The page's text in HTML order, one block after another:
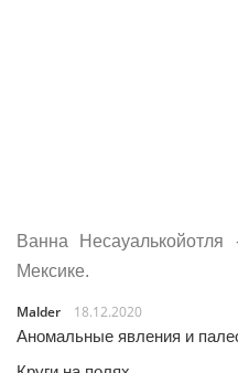
Ванна
Мексике.
Malder
18.12.2020
Аномальные явления и